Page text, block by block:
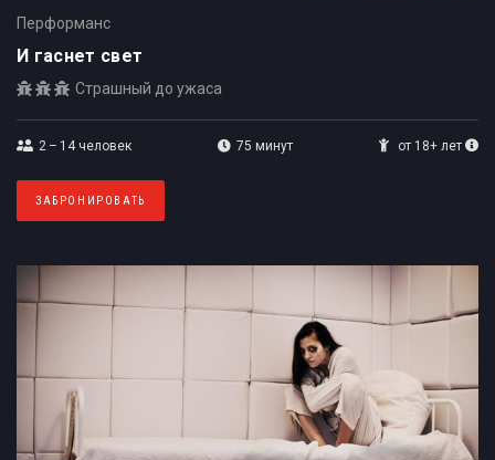
Перформанс
И гаснет свет
Страшный до ужаса
2 – 14человек 75 минут от 18+ лет
ЗАБРОНИРОВАТЬ